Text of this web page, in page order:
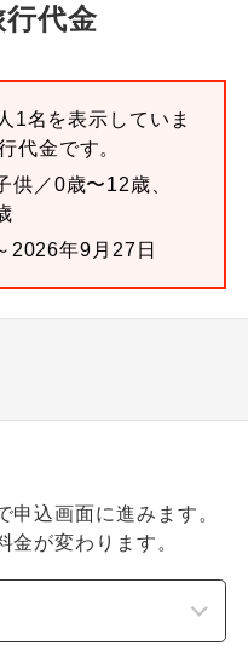
代金
1名を表示していま
代金です。
供／0歳〜12歳、
2026年9月27日
申込画面に進みます。
金が変わります。